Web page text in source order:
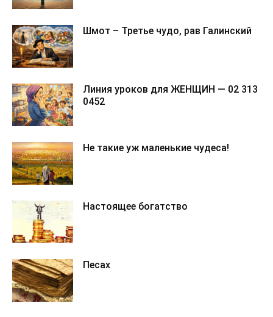
Шмот – Третье чудо, рав Галинский
Линия уроков для ЖЕНЩИН — 02 313
0452
Не такие уж маленькие чудеса!
Настоящее богатство
Песах